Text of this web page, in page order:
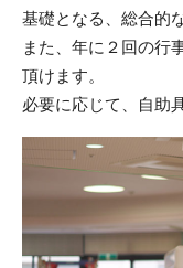
基礎となる、総合的
また、年に２回の行
頂けます。
必要に応じて、自助